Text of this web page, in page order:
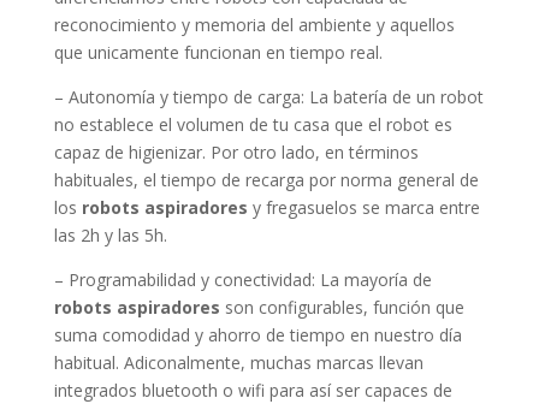
reconocimiento y memoria del ambiente y aquellos
que unicamente funcionan en tiempo real.
– Autonomía y tiempo de carga: La batería de un robot
no establece el volumen de tu casa que el robot es
capaz de higienizar. Por otro lado, en términos
habituales, el tiempo de recarga por norma general de
los robots aspiradores y fregasuelos se marca entre
las 2h y las 5h.
– Programabilidad y conectividad: La mayoría de
robots aspiradores son configurables, función que
suma comodidad y ahorro de tiempo en nuestro día
habitual. Adiconalmente, muchas marcas llevan
integrados bluetooth o wifi para así ser capaces de